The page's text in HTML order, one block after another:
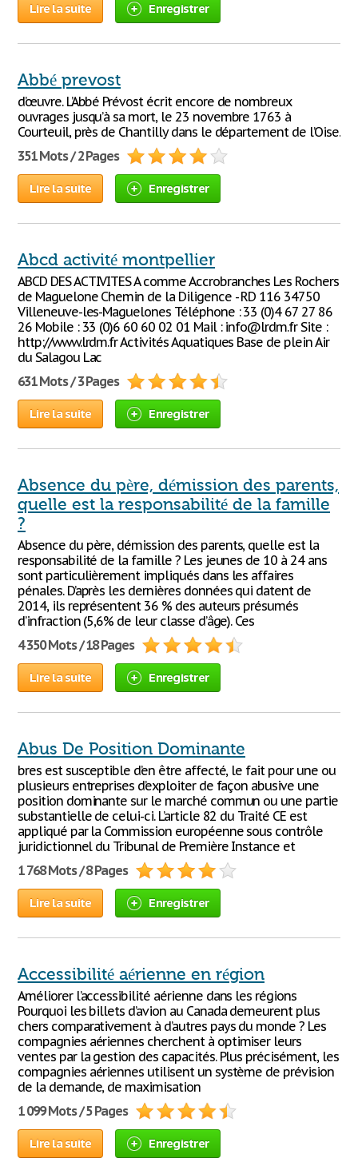
Lire la suite Enregistrer
Abbé prevost
d’œuvre. L’Abbé Prévost écrit encore de nombreux
ouvrages jusqu’à sa mort, le 23 novembre 1763 à
Courteuil, près de Chantilly dans le département de l’Oise.
351 Mots / 2 Pages
Lire la suite Enregistrer
Abcd activité montpellier
ABCD DES ACTIVITES A comme Accrobranches Les Rochers
de Maguelone Chemin de la Diligence - RD 116 34750
Villeneuve-les-Maguelones Téléphone : 33 (0)4 67 27 86
26 Mobile : 33 (0)6 60 60 02 01 Mail : info@lrdm.fr Site :
http://www.lrdm.fr Activités Aquatiques Base de plein Air
du Salagou Lac
631 Mots / 3 Pages
Lire la suite Enregistrer
Absence du père, démission des parents,
quelle est la responsabilité de la famille
?
Absence du père, démission des parents, quelle est la
responsabilité de la famille ? Les jeunes de 10 à 24 ans
sont particulièrement impliqués dans les affaires
pénales. D’après les dernières données qui datent de
2014, ils représentent 36 % des auteurs présumés
d’infraction (5,6% de leur classe d’âge). Ces
4 350 Mots / 18 Pages
Lire la suite Enregistrer
Abus De Position Dominante
bres est susceptible d’en être affecté, le fait pour une ou
plusieurs entreprises d’exploiter de façon abusive une
position dominante sur le marché commun ou une partie
substantielle de celui-ci. L’article 82 du Traité CE est
appliqué par la Commission européenne sous contrôle
juridictionnel du Tribunal de Première Instance et
1 768 Mots / 8 Pages
Lire la suite Enregistrer
Accessibilité aérienne en région
Améliorer l’accessibilité aérienne dans les régions
Pourquoi les billets d’avion au Canada demeurent plus
chers comparativement à d’autres pays du monde ? Les
compagnies aériennes cherchent à optimiser leurs
ventes par la gestion des capacités. Plus précisément, les
compagnies aériennes utilisent un système de prévision
de la demande, de maximisation
1 099 Mots / 5 Pages
Lire la suite Enregistrer